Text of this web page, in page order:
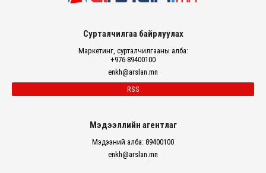
Сурталчилгаа байрлуулах
Маркетинг, сурталчилгааны алба:
+976 89400100
enkh@arslan.mn
RSS
Мэдээллийн агентлаг
Мэдээний алба: 89400100
enkh@arslan.mn